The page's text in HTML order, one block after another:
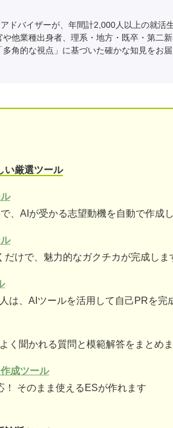
ドバイザーが、年間計2,000人以上の就活
他業種出身者、理系・地方・既卒・第二新
多角的な視点」に基づいた確かな知見をお届
い厳選ツール
、AIが受かる志望動機を自動で作成
だけで、魅力的なガクチカが完成しま
は、AIツールを活用して自己PRを完
く聞かれる質問と模範解答をまとめ
成ツール
！ そのまま使えるESが作れます